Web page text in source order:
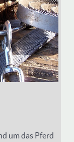
um das Pferd